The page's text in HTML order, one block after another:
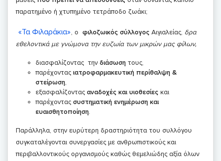
παρατημένο ή χτυπημένο τετράποδο ζωάκι;
«Τα Φιλαράκια», ο φιλοζωικός σύλλογος Αιγιαλείας, δρα
εθελοντικά με γνώμονα την ευζωία των μικρών μας φίλων,
διασφαλίζοντας την διάσωση τους,
παρέχοντας ιατροφαρμακευτική περίθαλψη &
στείρωση,
εξασφαλίζοντας αναδοχές και υιοθεσίες και
παρέχοντας συστηματική ενημέρωση και
ευαισθητοποίηση.
Παράλληλα, στην ευρύτερη δραστηριότητα του συλλόγου
συγκαταλέγονται συνεργασίες με ανθρωπιστικούς και
περιβαλλοντικούς οργανισμούς καθώς θεμελιώδης αξία όλων